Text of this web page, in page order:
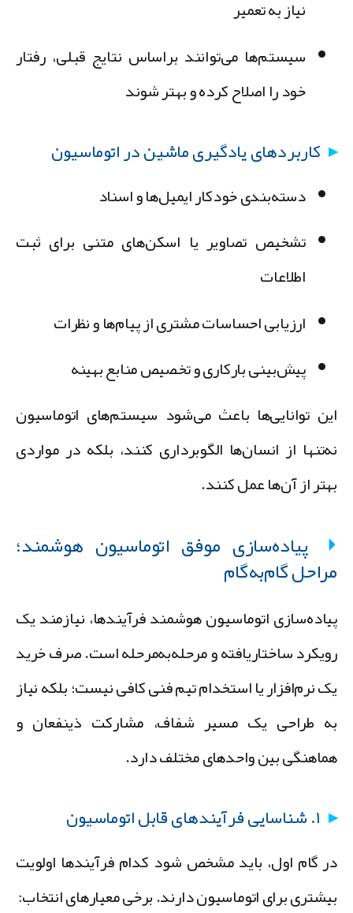
نیاز به تعمیر
سیستم‌ها می‌توانند براساس نتایج قبلی، رفتار
خود را اصلاح کرده و بهتر شوند
کاربردهای یادگیری ماشین در اتوماسیون
دسته‌بندی خودکار ایمیل‌ها و اسناد
تشخیص تصاویر یا اسکن‌های متنی برای ثبت
اطلاعات
ارزیابی احساسات مشتری از پیام‌ها و نظرات
پیش‌بینی بارکاری و تخصیص منابع بهینه
توانایی‌ها باعث می‌شود سیستم‌های اتوماسیون
از انسان‌ها الگوبرداری کنند، بلکه در مواردی
از آن‌ها عمل کنند.
پیاده‌سازی موفق اتوماسیون هوشمند؛
گام‌به‌گام
اتوماسیون هوشمند فرآیندها، نیازمند یک
ساختاریافته و مرحله‌به‌مرحله است. صرف خرید
نرم‌افزار یا استخدام تیم فنی کافی نیست؛ بلکه نیاز
طراحی یک مسیر شفاف، مشارکت ذینفعان و
بین واحدهای مختلف دارد.
۱. شناسایی فرآیندهای قابل اتوماسیون
گام اول، باید مشخص شود کدام فرآیندها اولویت
برای اتوماسیون دارند. برخی معیارهای انتخاب: